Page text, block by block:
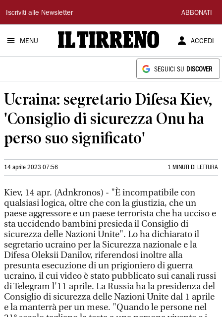
Il
Tirreno
Iscriviti alle Newsletter ABBONATI
MENU ACCEDI
SEGUICI SU DISCOVER
Ucraina: segretario Difesa Kiev,
'Consiglio di sicurezza Onu ha
perso suo significato'
14 aprile 2023 07:56 1 MINUTI DI LETTURA
Kiev, 14 apr. (Adnkronos) - "È incompatibile con
qualsiasi logica, oltre che con la giustizia, che un
paese aggressore e un paese terrorista che ha ucciso e
sta uccidendo bambini presieda il Consiglio di
sicurezza delle Nazioni Unite". Lo ha dichiarato il
segretario ucraino per la Sicurezza nazionale e la
Difesa Oleksii Danilov, riferendosi inoltre alla
presunta esecuzione di un prigioniero di guerra
ucraino, il cui video è stato pubblicato sui canali russi
di Telegram l'11 aprile. La Russia ha la presidenza del
Consiglio di sicurezza delle Nazioni Unite dal 1 aprile
e la manterrà per un mese. "Quando le persone nel